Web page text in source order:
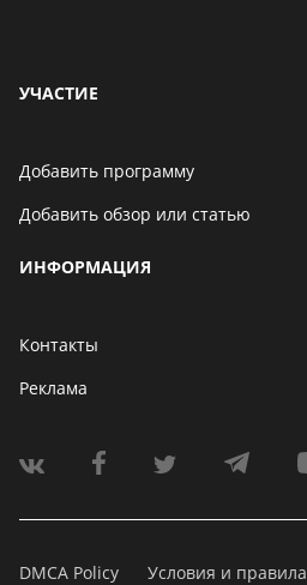
УЧАСТИЕ
Добавить программу
Добавить обзор или статью
ИНФОРМАЦИЯ
Контакты
Реклама
DMCA Policy Условия и правила